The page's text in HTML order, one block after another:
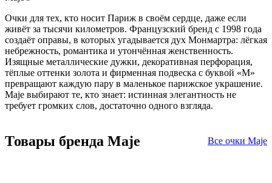
Очки для тех, кто носит Париж в своём сердце, даже если
живёт за тысячи километров. Французский бренд с 1998 года
создаёт оправы, в которых угадывается дух Монмартра: лёгкая
небрежность, романтика и утончённая женственность.
Изящные металлические дужки, декоративная перфорация,
тёплые оттенки золота и фирменная подвеска с буквой «M»
превращают каждую пару в маленькое парижское украшение.
Maje выбирают те, кто знает: истинная элегантность не
требует громких слов, достаточно одного взгляда.
Товары бренда Maje Все очки Maje